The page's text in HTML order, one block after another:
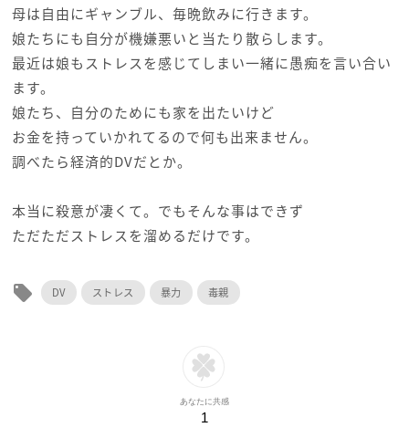
母は自由にギャンブル、毎晩飲みに行きます。
娘たちにも自分が機嫌悪いと当たり散らします。
最近は娘もストレスを感じてしまい一緒に愚痴を言い合い
ます。
娘たち、自分のためにも家を出たいけど
お金を持っていかれてるので何も出来ません。
調べたら経済的DVだとか。
本当に殺意が凄くて。でもそんな事はできず
ただただストレスを溜めるだけです。
local_offer DV ストレス 暴力 毒親
あなたに共感
1